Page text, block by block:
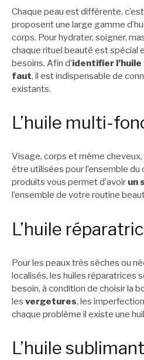
Chaque peau est différente,
proposent une large gamme
corps. Pour hydrater, soigner,
chaque rituel beauté est spécial
besoins. Afin d’identifier l’huile
faut, il est indispensable de
existants.
L’huile multi-
Visage, corps et même
être utilisées pour l’ensemble
produits vous permet d’avoir un
l’ensemble de votre routine
L’huile
Pour les peaux très sèches ou
localisés, les huiles réparatrices
besoin, à condition de choisir la
les vergetures, les
chaque problème il existe une
L’huile